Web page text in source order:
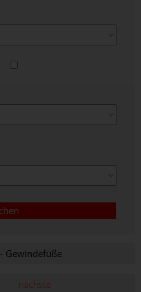
- Gewindefüße
nächste